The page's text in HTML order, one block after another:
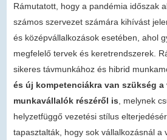
Rámutatott, hogy a pandémia időszak
számos szervezet számára kihívást
és középvállalkozások esetében, ahol
megfelelő tervek és keretrendszerek.
sikeres távmunkához és hibrid
és új kompetenciákra van szükség a
munkavállalók részéről is , melynek
helyzetfüggő vezetési stílus
tapasztalták, hogy sok vállalkozásnál a